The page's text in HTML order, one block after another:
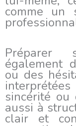
comme un
Préparer
également
ou des
sincérité ou
aussi à
clair et